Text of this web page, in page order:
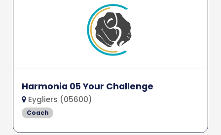
Harmonia 05 Your Challenge
Eygliers (05600)
Coach